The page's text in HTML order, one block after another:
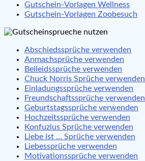
Gutschein-Vorlagen Wellness
Gutschein-Vorlagen Zoobesuch
Abschiedssprüche verwenden
Anmachsprüche verwenden
Beileidssprüche verwenden
Chuck Norris Sprüche verwenden
Einladungssprüche verwenden
Freundschaftssprüche verwenden
Geburtstagssprüche verwenden
Hochzeitssprüche verwenden
Konfuzius Sprüche verwenden
Liebe ist … Sprüche verwenden
Liebessprüche verwenden
Motivationssprüche verwenden